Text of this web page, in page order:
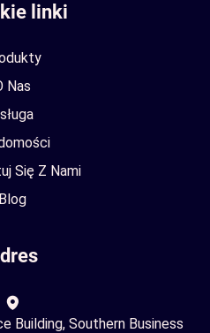
linki
Nas
Się Z Nami
Blog
Building, Southern Business